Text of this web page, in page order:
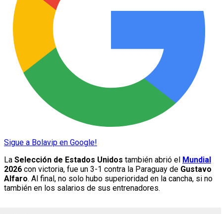
Sigue a Bolavip en Google!
La Selección de Estados Unidos también abrió el Mundial
2026 con victoria, fue un 3-1 contra la Paraguay de Gustavo
Alfaro. Al final, no solo hubo superioridad en la cancha, si no
también en los salarios de sus entrenadores.